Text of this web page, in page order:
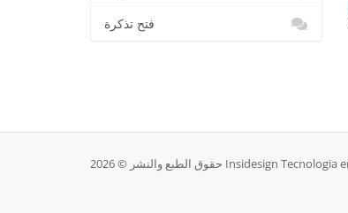
فتح تذكرة